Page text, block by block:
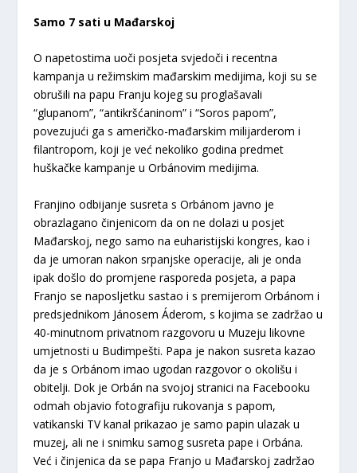
Samo 7 sati u Mađarskoj
O napetostima uoči posjeta svjedoči i recentna
kampanja u režimskim mađarskim medijima, koji su se
obrušili na papu Franju kojeg su proglašavali
“glupanom”, “antikršćaninom” i “Soros papom”,
povezujući ga s američko-mađarskim milijarderom i
filantropom, koji je već nekoliko godina predmet
huškačke kampanje u Orbánovim medijima.
Franjino odbijanje susreta s Orbánom javno je
obrazlagano činjenicom da on ne dolazi u posjet
Mađarskoj, nego samo na euharistijski kongres, kao i
da je umoran nakon srpanjske operacije, ali je onda
ipak došlo do promjene rasporeda posjeta, a papa
Franjo se naposljetku sastao i s premijerom Orbánom i
predsjednikom Jánosem Áderom, s kojima se zadržao u
40-minutnom privatnom razgovoru u Muzeju likovne
umjetnosti u Budimpešti. Papa je nakon susreta kazao
da je s Orbánom imao ugodan razgovor o okolišu i
obitelji. Dok je Orbán na svojoj stranici na Facebooku
odmah objavio fotografiju rukovanja s papom,
vatikanski TV kanal prikazao je samo papin ulazak u
muzej, ali ne i snimku samog susreta pape i Orbána.
Već i činjenica da se papa Franjo u Mađarskoj zadržao